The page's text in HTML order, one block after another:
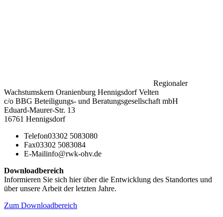
Regionaler
Wachstumskern Oranienburg Hennigsdorf Velten
c/o BBG Beteiligungs- und Beratungsgesellschaft mbH
Eduard-Maurer-Str. 13
16761 Hennigsdorf
Telefon03302 5083080
Fax03302 5083084
E-Mailinfo@rwk-ohv.de
Downloadbereich
Informieren Sie sich hier über die Entwicklung des Standortes und
über unsere Arbeit der letzten Jahre.
Zum Downloadbereich